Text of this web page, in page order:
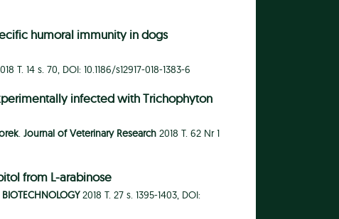
humoral immunity in dogs
T. 14 s. 70, DOI: 10.1186/s12917-018-1383-6
infected with Trichophyton
.Journal of Veterinary Research 2018 T. 62 Nr 1
from L-arabinose
2018 T. 27 s. 1395-1403, DOI: